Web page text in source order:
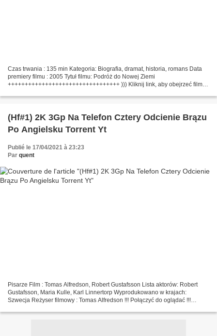
Czas trwania : 135 min Kategoria: Biografia, dramat, historia, romans Data
premiery filmu : 2005 Tytuł filmu: Podróż do Nowej Ziemi
+++++++++++++++++++++++++++++++++ ))) Kliknij link, aby obejrzeć film
(Hf#1) 2K 3Gp Na Telefon Cztery Odcienie Brązu
Po Angielsku Torrent Yt
Publié le 17/04/2021 à 23:23
Par quent
Pisarze Film : Tomas Alfredson, Robert Gustafsson Lista aktorów: Robert
Gustafsson, Maria Kulle, Karl Linnertorp Wyprodukowano w krajach:
Szwecja Reżyser filmowy : Tomas Alfredson !!! Połączyć do oglądać !!!